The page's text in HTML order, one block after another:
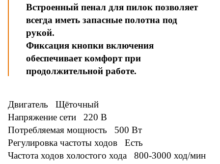
Встроенный пенал для пилок позволяет
всегда иметь запасные полотна под
рукой.
Фиксация кнопки включения
обеспечивает комфорт при
продолжительной работе.
Двигатель Щёточный
Напряжение сети 220 В
Потребляемая мощность 500 Вт
Регулировка частоты ходов Есть
Частота ходов холостого хода 800-3000 ход/мин